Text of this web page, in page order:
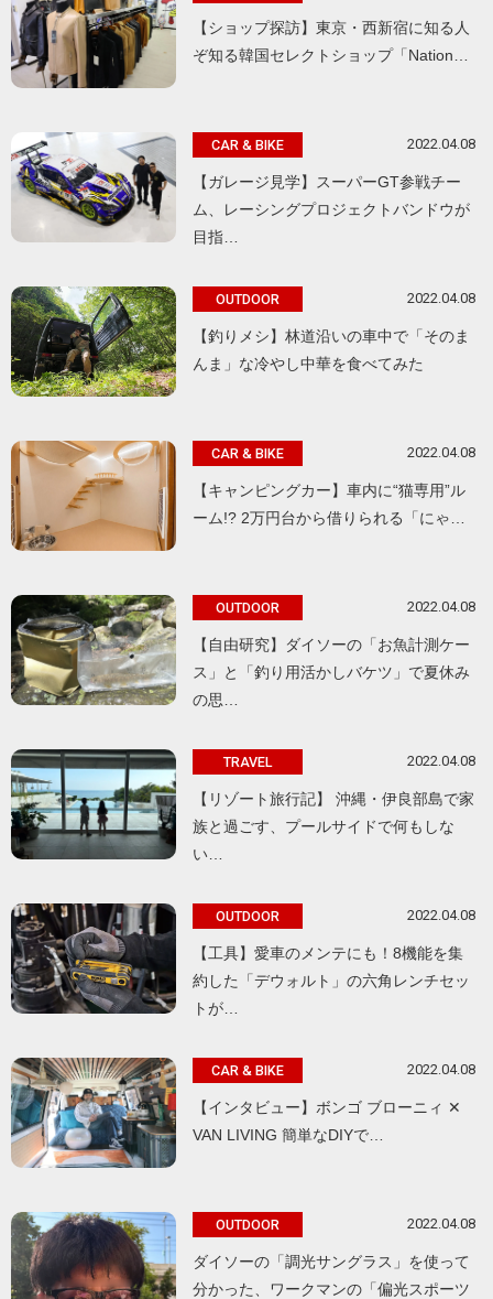
【ショップ探訪】東京・西新宿に知る人
ぞ知る韓国セレクトショップ「Nation…
CAR & BIKE 2022.04.08
【ガレージ見学】スーパーGT参戦チー
ム、レーシングプロジェクトバンドウが
目指…
OUTDOOR 2022.04.08
【釣りメシ】林道沿いの車中で「そのま
んま」な冷やし中華を食べてみた
CAR & BIKE 2022.04.08
【キャンピングカー】車内に“猫専用”ル
ーム!? 2万円台から借りられる「にゃ…
OUTDOOR 2022.04.08
【自由研究】ダイソーの「お魚計測ケー
ス」と「釣り用活かしバケツ」で夏休み
の思…
TRAVEL 2022.04.08
【リゾート旅行記】 沖縄・伊良部島で家
族と過ごす、プールサイドで何もしな
い…
OUTDOOR 2022.04.08
【工具】愛車のメンテにも！8機能を集
約した「デウォルト」の六角レンチセッ
トが…
CAR & BIKE 2022.04.08
【インタビュー】ボンゴ ブローニィ ✕
VAN LIVING 簡単なDIYで…
OUTDOOR 2022.04.08
ダイソーの「調光サングラス」を使って
分かった、ワークマンの「偏光スポーツ